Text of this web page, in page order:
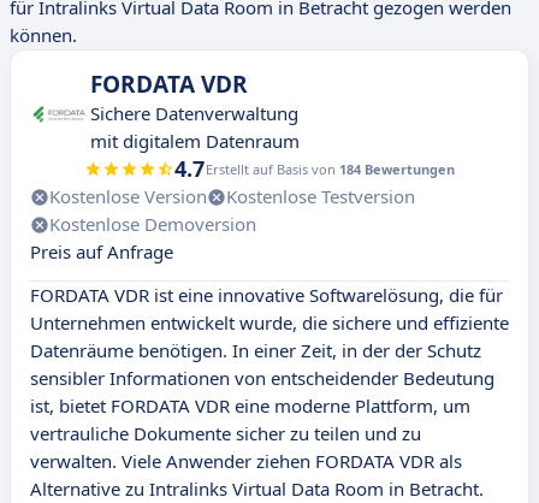
für Intralinks Virtual Data Room in Betracht gezogen werden
können.
FORDATA VDR
Sichere Datenverwaltung
mit digitalem Datenraum
4.7Erstellt auf Basis von 184 Bewertungen
Kostenlose Version
Kostenlose Testversion
Kostenlose Demoversion
Preis auf Anfrage
FORDATA VDR ist eine innovative Softwarelösung, die für
Unternehmen entwickelt wurde, die sichere und effiziente
Datenräume benötigen. In einer Zeit, in der der Schutz
sensibler Informationen von entscheidender Bedeutung
ist, bietet FORDATA VDR eine moderne Plattform, um
vertrauliche Dokumente sicher zu teilen und zu
verwalten. Viele Anwender ziehen FORDATA VDR als
Alternative zu Intralinks Virtual Data Room in Betracht.